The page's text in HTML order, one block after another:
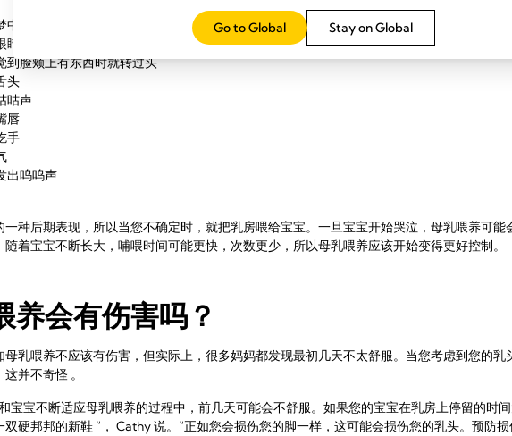
中醒来
到脸颊上有东西时就转过头
头
咕声
唇
手
出呜呜声
一种后期表现，所以当您不确定时，就把乳房喂给宝宝。一旦宝宝开始哭泣，母乳喂养可能
随着宝宝不断长大，哺喂时间可能更快，次数更少，所以母乳喂养应该开始变得更好控制。
养会有伤害吗？
母乳喂养不应该有伤害，但实际上，很多妈妈都发现最初几天不太舒服。当您考虑到您的
并不奇怪 。
宝宝不断适应母乳喂养的过程中，前几天可能会不舒服。如果您的宝宝在乳房上停留的时
双硬邦邦的新鞋 ”， Cathy 说。“正如您会损伤您的脚一样，这可能会损伤您的乳头。预防
Stay on Global
Go to Global